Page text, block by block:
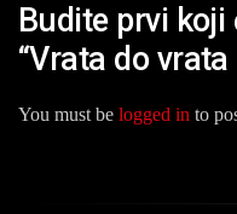
Budite prvi
“Vrata do vrata
You must be logged in to